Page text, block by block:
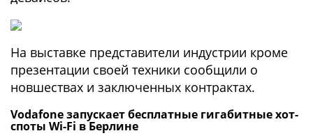
На выставке представители индустрии кроме
презентации своей техники сообщили о
новшествах и заключенных контрактах.
Vodafone запускает бесплатные гигабитные хот-
споты Wi-Fi в Берлине